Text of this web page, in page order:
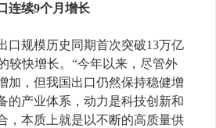
连续9个月增长
规模历史同期首次突破13万亿
较快增长。“今年以来，尽管外
加，但我国出口仍然保持稳健增
的产业体系，动力是科技创新和
，本质上就是以不断的高质量供